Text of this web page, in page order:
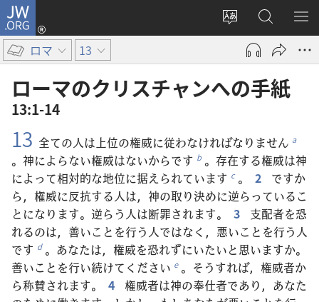
JW.ORG
サ
ト
の
言
を
変
え
る
ロ
グ
ン
（新
し
タ
ブ
で
開
く）
JW.ORG
の
検
索
メ
を
ロマ 13
ローマ​の​クリスチャン​へ​の​手紙
13:1-14
13 全ての人は上位の権威に従わなければなりません a
。神によらない権威はないからです b 。存在する権威は神
によって相対的な地位に据えられています c 。 2
ですか
ら，権威に反抗する人は，神の取り決めに逆らっているこ
とになります。逆らう人は断罪されます。
3
支配者を恐
れるのは，善いことを行う人ではなく，悪いことを行う人
です d 。あなたは，権威を恐れずにいたいと思いますか。
善いことを行い続けてください e 。そうすれば，権威者か
ら称賛されます。
4 権威者は神の奉仕者であり，あなた